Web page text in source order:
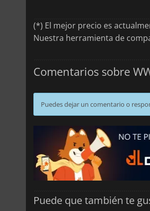
(*) El mejor precio es
Nuestra herramienta de
Comentarios sobre
Puedes dejar un comentario o
Puede que también te